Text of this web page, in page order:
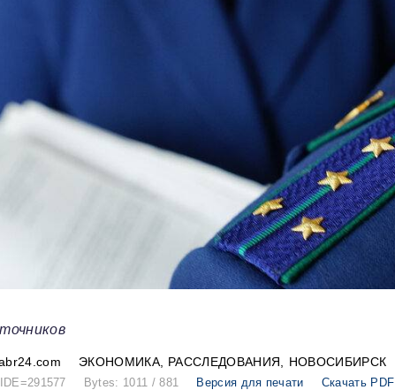
ЭКОНОМИКА РАССЛЕДОВАНИЯ НОВОСИБИРСК
Bytes: 1011 / 881 Версия для печати Скачать PDF